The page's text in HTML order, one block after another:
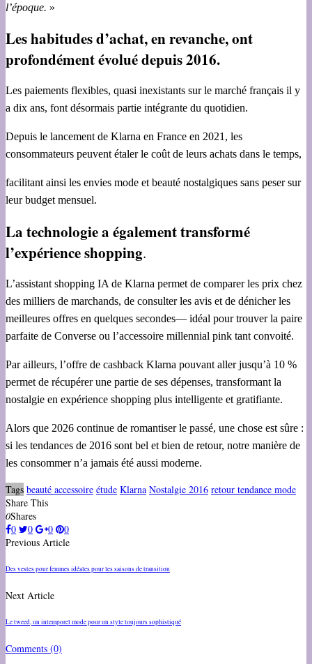
l’époque. »
Les habitudes d’achat, en revanche, ont
profondément évolué depuis 2016.
Les paiements flexibles, quasi inexistants sur le marché français il y
a dix ans, font désormais partie intégrante du quotidien.
Depuis le lancement de Klarna en France en 2021, les
consommateurs peuvent étaler le coût de leurs achats dans le temps,
facilitant ainsi les envies mode et beauté nostalgiques sans peser sur
leur budget mensuel.
La technologie a également transformé
l’expérience shopping.
L’assistant shopping IA de Klarna permet de comparer les prix chez
des milliers de marchands, de consulter les avis et de dénicher les
meilleures offres en quelques secondes— idéal pour trouver la paire
parfaite de Converse ou l’accessoire millennial pink tant convoité.
Par ailleurs, l’offre de cashback Klarna pouvant aller jusqu’à 10 %
permet de récupérer une partie de ses dépenses, transformant la
nostalgie en expérience shopping plus intelligente et gratifiante.
Alors que 2026 continue de romantiser le passé, une chose est sûre :
si les tendances de 2016 sont bel et bien de retour, notre manière de
les consommer n’a jamais été aussi moderne.
Tags beauté accessoire étude Klarna Nostalgie 2016 retour tendance mode
Share This
0Shares
0
0 0
0
Previous Article
Des vestes pour femmes idéales pour les saisons de transition
Next Article
Le tweed, un intemporel mode pour un style toujours sophistiqué
Comments (0)